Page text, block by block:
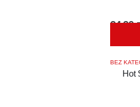
24,90
BEZ
Hot